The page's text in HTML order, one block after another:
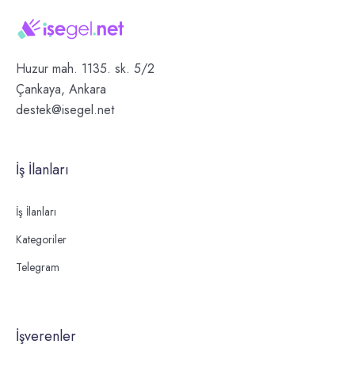
Huzur mah. 1135. sk. 5/2
Çankaya, Ankara
destek@isegel.net
İş İlanları
İş İlanları
Kategoriler
Telegram
İşverenler